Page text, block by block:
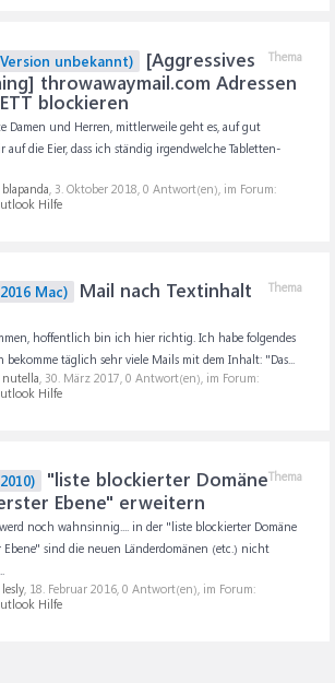
Thema
unbekannt)
[Aggressives
throwawaymail.com Adressen
blockieren
Damen und Herren, mittlerweile geht es, auf gut
auf die Eier, dass ich ständig irgendwelche Tabletten-
blapanda, 3. Oktober 2018, 0 Antwort(en), im Forum:
Hilfe
Thema
Mac)
Mail nach Textinhalt
hoffentlich bin ich hier richtig. Ich habe folgendes
bekomme täglich sehr viele Mails mit dem Inhalt: "Das...
nutella, 30. März 2017, 0 Antwort(en), im Forum:
Hilfe
Thema
"liste blockierter Domäne
Ebene" erweitern
noch wahnsinnig.... in der "liste blockierter Domäne
Ebene" sind die neuen Länderdomänen (etc.) nicht
lesly, 18. Februar 2016, 0 Antwort(en), im Forum:
Hilfe